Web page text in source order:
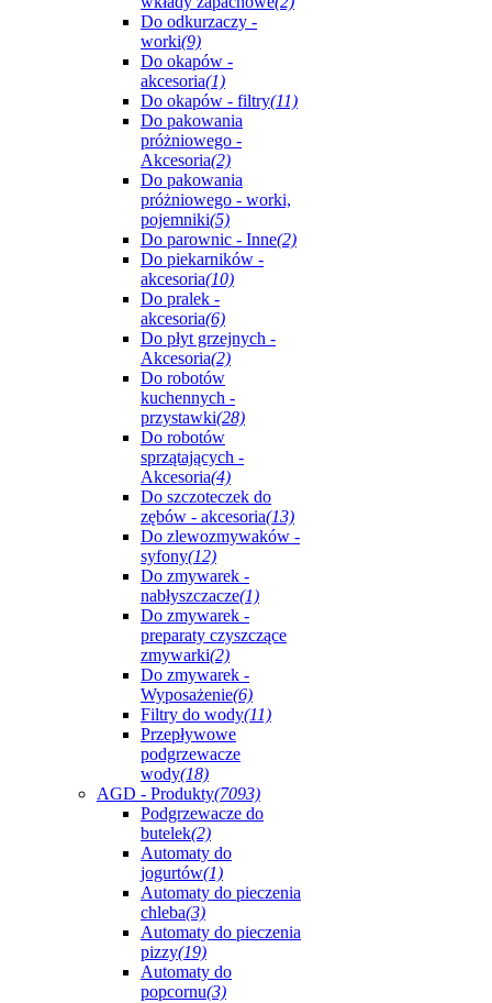
Do odkurzaczy -
worki(9)
Do okapów -
akcesoria(1)
Do okapów - filtry(11)
Do pakowania
próżniowego -
Akcesoria(2)
Do pakowania
próżniowego - worki,
pojemniki(5)
Do parownic - Inne(2)
Do piekarników -
akcesoria(10)
Do pralek -
akcesoria(6)
Do płyt grzejnych -
Akcesoria(2)
Do robotów
kuchennych -
przystawki(28)
Do robotów
sprzątających -
Akcesoria(4)
Do szczoteczek do
zębów - akcesoria(13)
Do zlewozmywaków -
syfony(12)
Do zmywarek -
nabłyszczacze(1)
Do zmywarek -
preparaty czyszczące
zmywarki(2)
Do zmywarek -
Wyposażenie(6)
Filtry do wody(11)
Przepływowe
podgrzewacze
wody(18)
AGD - Produkty(7093)
Podgrzewacze do
butelek(2)
Automaty do
jogurtów(1)
Automaty do pieczenia
chleba(3)
Automaty do pieczenia
pizzy(19)
Automaty do
popcornu(3)